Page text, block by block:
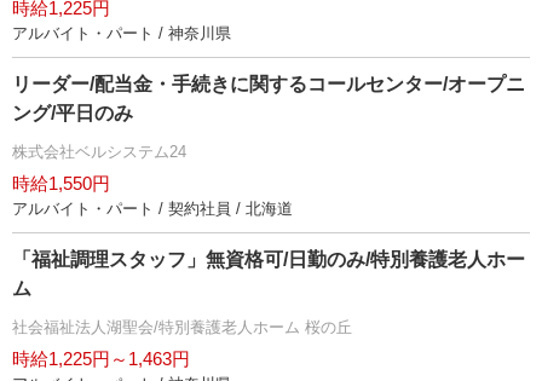
時給1,225円
アルバイト・パート / 神奈川県
リーダー/配当金・手続きに関するコールセンター/オープニ
ング/平日のみ
株式会社ベルシステム24
時給1,550円
アルバイト・パート / 契約社員 / 北海道
「福祉調理スタッフ」無資格可/日勤のみ/特別養護老人ホー
ム
社会福祉法人湖聖会/特別養護老人ホーム 桜の丘
時給1,225円～1,463円